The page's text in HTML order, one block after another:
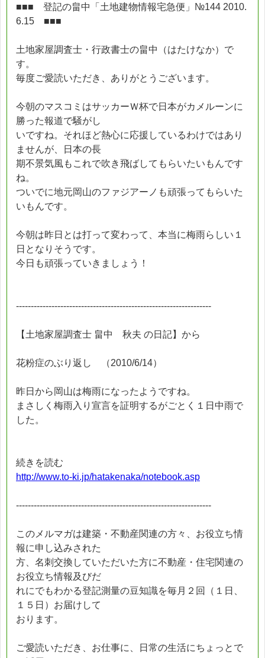
■■■ 登記の畠中「土地建物情報宅急便」№144 2010.
6.15 ■■■
土地家屋調査士・行政書士の畠中（はたけなか）で
す。
毎度ご愛読いただき、ありがとうございます。
今朝のマスコミはサッカーＷ杯で日本がカメルーンに
勝った報道で騒がし
いですね。それほど熱心に応援しているわけではあり
ませんが、日本の長
期不景気風もこれで吹き飛ばしてもらいたいもんです
ね。
ついでに地元岡山のファジアーノも頑張ってもらいた
いもんです。
今朝は昨日とは打って変わって、本当に梅雨らしい１
日となりそうです。
今日も頑張っていきましょう！
------------------------------------------------------------------
【土地家屋調査士 畠中 秋夫 の日記】から
花粉症のぶり返し （2010/6/14）
昨日から岡山は梅雨になったようですね。
まさしく梅雨入り宣言を証明するがごとく１日中雨で
した。
続きを読む
http://www.to-ki.jp/hatakenaka/notebook.asp
------------------------------------------------------------------
このメルマガは建築・不動産関連の方々、お役立ち情
報に申し込みされた
方、名刺交換していただいた方に不動産・住宅関連の
お役立ち情報及びだ
れにでもわかる登記測量の豆知識を毎月２回（１日、
１５日）お届けして
おります。
ご愛読いただき、お仕事に、日常の生活にちょっとで